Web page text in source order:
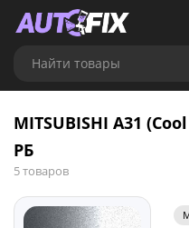
Найти товары
MITSUBISHI A31
РБ
5 товаров